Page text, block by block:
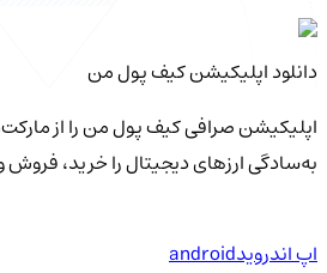
دانلود اپلیکیشن کیف‌ پول من
اپلیکیشن صرافی کیف پول من را از
به‌سادگی ارزهای دیجیتال را خرید، فروش
اپ اندرویدandroid